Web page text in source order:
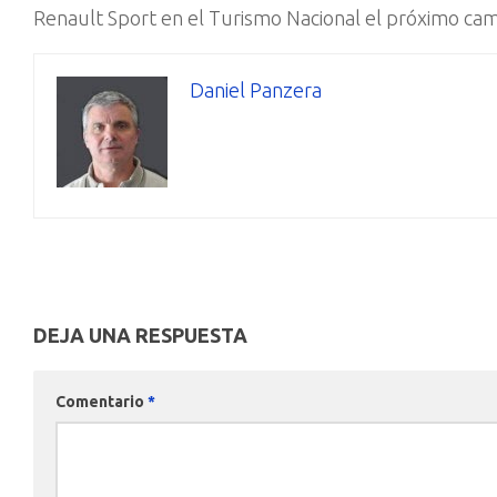
Renault Sport en el Turismo Nacional el próximo
Daniel Panzera
DEJA UNA RESPUESTA
Comentario *